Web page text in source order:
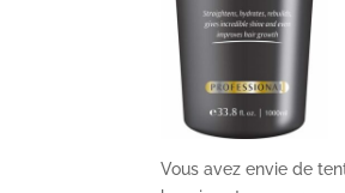
Vous avez envie de